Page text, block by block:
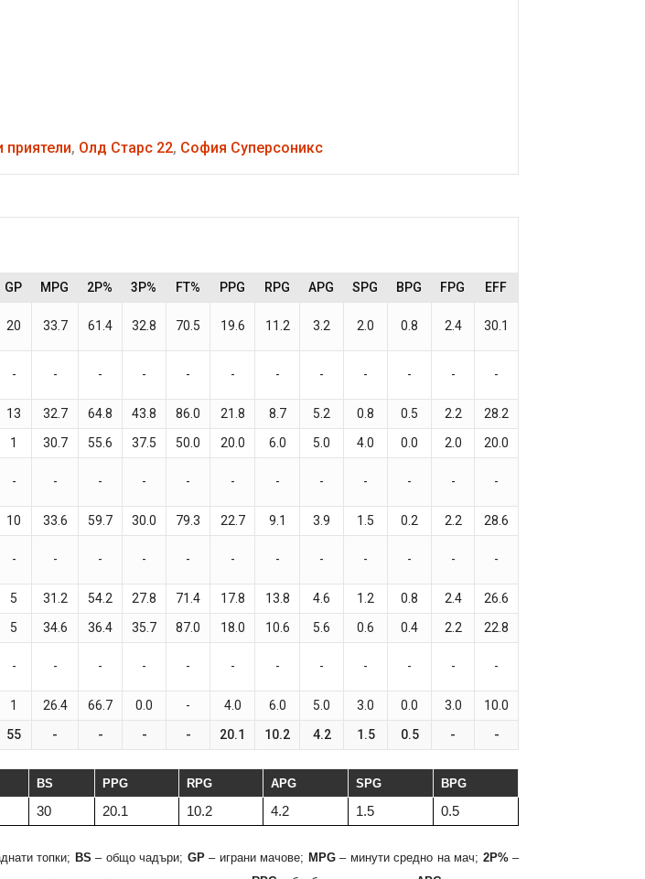
приятели, Олд Старс 22, София Суперсоникс
GP MPG 2P% 3P% FT% PPG RPG APG SPG BPG FPG EFF
20 33.7 61.4 32.8 70.5 19.6 11.2 3.2 2.0 0.8 2.4 30.1
- - - - - - - - - - - -
13 32.7 64.8 43.8 86.0 21.8 8.7 5.2 0.8 0.5 2.2
28.2
1 30.7 55.6 37.5 50.0 20.0 6.0 5.0 4.0 0.0 2.0
20.0
- - - - - - - - - - - -
10 33.6 59.7 30.0 79.3 22.7 9.1 3.9 1.5 0.2 2.2
28.6
- - - - - - - - - - - -
5 31.2 54.2 27.8 71.4 17.8 13.8 4.6 1.2 0.8 2.4
26.6
5 34.6 36.4 35.7 87.0 18.0 10.6 5.6 0.6 0.4 2.2
22.8
- - - - - - - - - - - -
1 26.4 66.7 0.0 - 4.0 6.0 5.0 3.0 0.0 3.0
10.0
55 - - - - 20.1 10.2 4.2 1.5 0.5 - -
BS PPG RPG APG SPG BPG
30 20.1 10.2 4.2 1.5 0.5
топки; BS – общо чадъри; GP– играни мачове; MPG– минути средно на мач; 2P%–